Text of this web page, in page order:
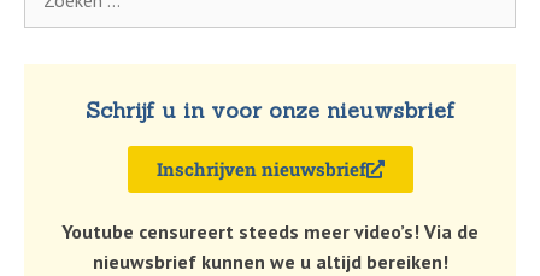
Schrijf u in voor onze nieuwsbrief
Inschrijven nieuwsbrief
Youtube censureert steeds meer video’s! Via de
nieuwsbrief kunnen we u altijd bereiken!